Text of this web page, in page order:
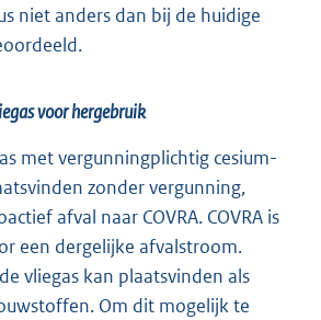
niet anders dan bij de huidige
voor hergebruik
met vergunningplichtig cesium-
zonder vergunning,
afval naar COVRA. COVRA is
een dergelijke afvalstroom.
vliegas kan plaatsvinden als
Om dit mogelijk te